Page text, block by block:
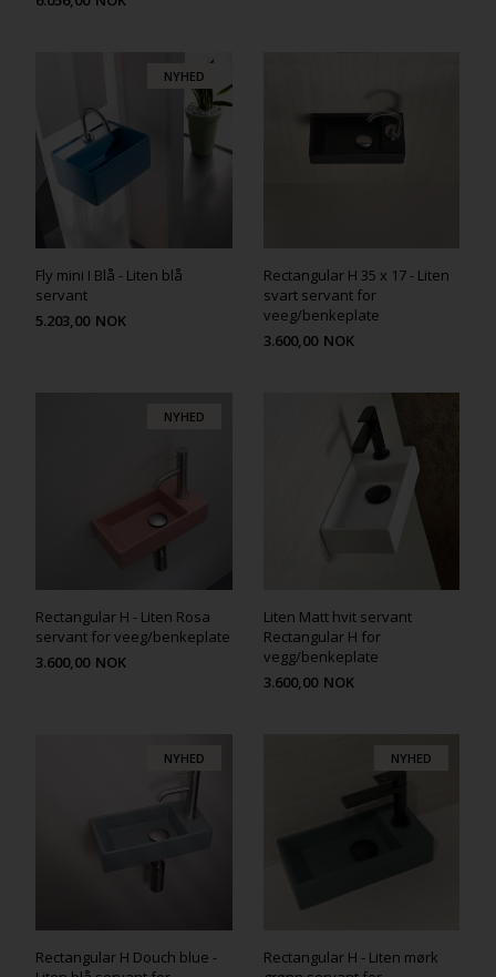
NYHED
Fly mini I Blå - Liten blå
servant
5.203,00 NOK
Rectangular H 35 x 17 - Liten
svart servant for
veeg/benkeplate
3.600,00 NOK
NYHED
Rectangular H - Liten Rosa
servant for veeg/benkeplate
3.600,00 NOK
Liten Matt hvit servant
Rectangular H for
vegg/benkeplate
3.600,00 NOK
NYHED
Rectangular H Douch blue -
NYHED
Rectangular H - Liten mørk